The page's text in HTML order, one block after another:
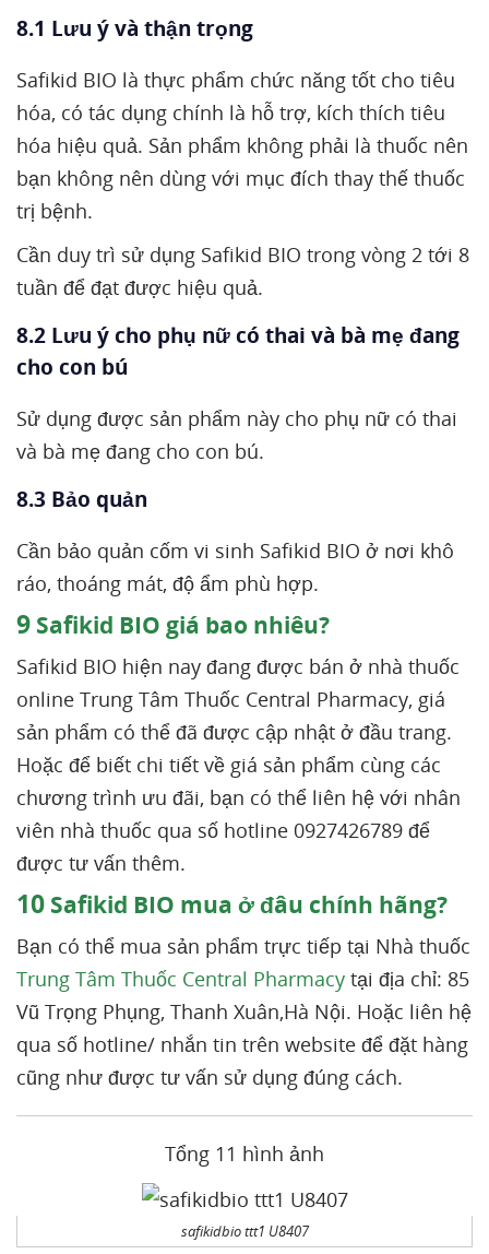
8.1 Lưu ý và thận trọng
Safikid BIO là thực phẩm chức năng tốt cho tiêu
hóa, có tác dụng chính là hỗ trợ, kích thích tiêu
hóa hiệu quả. Sản phẩm không phải là thuốc nên
bạn không nên dùng với mục đích thay thế thuốc
trị bệnh.
Cần duy trì sử dụng Safikid BIO trong vòng 2 tới 8
tuần để đạt được hiệu quả.
8.2 Lưu ý cho phụ nữ có thai và bà mẹ đang
cho con bú
Sử dụng được sản phẩm này cho phụ nữ có thai
và bà mẹ đang cho con bú.
8.3 Bảo quản
Cần bảo quản cốm vi sinh Safikid BIO ở nơi khô
ráo, thoáng mát, độ ẩm phù hợp.
9 Safikid BIO giá bao nhiêu?
Safikid BIO hiện nay đang được bán ở nhà thuốc
online Trung Tâm Thuốc Central Pharmacy, giá
sản phẩm có thể đã được cập nhật ở đầu trang.
Hoặc để biết chi tiết về giá sản phẩm cùng các
chương trình ưu đãi, bạn có thể liên hệ với nhân
viên nhà thuốc qua số hotline 0927426789 để
được tư vấn thêm.
10 Safikid BIO mua ở đâu chính hãng?
Bạn có thể mua sản phẩm trực tiếp tại Nhà thuốc
Trung Tâm Thuốc Central Pharmacy tại địa chỉ: 85
Vũ Trọng Phụng, Thanh Xuân,Hà Nội. Hoặc liên hệ
qua số hotline/ nhắn tin trên website để đặt hàng
cũng như được tư vấn sử dụng đúng cách.
Tổng 11 hình ảnh
safikidbio ttt1 U8407